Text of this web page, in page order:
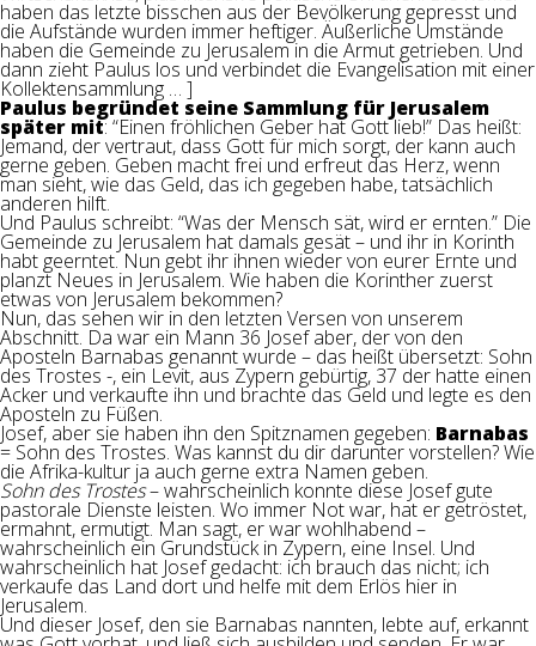
haben das letzte bisschen aus der Bevölkerung gepresst und
die Aufstände wurden immer heftiger. Äußerliche Umstände
haben die Gemeinde zu Jerusalem in die Armut getrieben. Und
dann zieht Paulus los und verbindet die Evangelisation mit einer
Kollektensammlung … ]
Paulus begründet seine Sammlung für Jerusalem
später mit: “Einen fröhlichen Geber hat Gott lieb!” Das heißt:
Jemand, der vertraut, dass Gott für mich sorgt, der kann auch
gerne geben. Geben macht frei und erfreut das Herz, wenn
man sieht, wie das Geld, das ich gegeben habe, tatsächlich
anderen hilft.
Und Paulus schreibt: “Was der Mensch sät, wird er ernten.” Die
Gemeinde zu Jerusalem hat damals gesät – und ihr in Korinth
habt geerntet. Nun gebt ihr ihnen wieder von eurer Ernte und
planzt Neues in Jerusalem. Wie haben die Korinther zuerst
etwas von Jerusalem bekommen?
Nun, das sehen wir in den letzten Versen von unserem
Abschnitt. Da war ein Mann 36 Josef aber, der von den
Aposteln Barnabas genannt wurde – das heißt übersetzt: Sohn
des Trostes -, ein Levit, aus Zypern gebürtig, 37 der hatte einen
Acker und verkaufte ihn und brachte das Geld und legte es den
Aposteln zu Füßen.
Josef, aber sie haben ihn den Spitznamen gegeben: Barnabas
= Sohn des Trostes. Was kannst du dir darunter vorstellen? Wie
die Afrika-kultur ja auch gerne extra Namen geben.
Sohn des Trostes– wahrscheinlich konnte diese Josef gute
pastorale Dienste leisten. Wo immer Not war, hat er getröstet,
ermahnt, ermutigt. Man sagt, er war wohlhabend –
wahrscheinlich ein Grundstück in Zypern, eine Insel. Und
wahrscheinlich hat Josef gedacht: ich brauch das nicht; ich
verkaufe das Land dort und helfe mit dem Erlös hier in
Jerusalem.
Und dieser Josef, den sie Barnabas nannten, lebte auf, erkannt